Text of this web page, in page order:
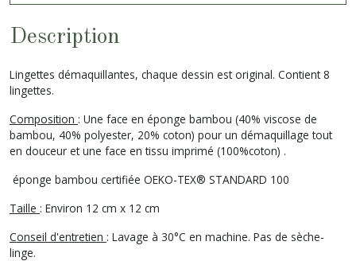
Description
Lingettes démaquillantes, chaque dessin est original. Contient 8
lingettes.
Composition : Une face en éponge bambou (40% viscose de
bambou, 40% polyester, 20% coton) pour un démaquillage tout
en douceur et une face en tissu imprimé (100%coton) .
éponge bambou certifiée OEKO-TEX® STANDARD 100
Taille : Environ 12 cm x 12 cm
Conseil d'entretien : Lavage à 30°C en machine. Pas de sèche-
linge.